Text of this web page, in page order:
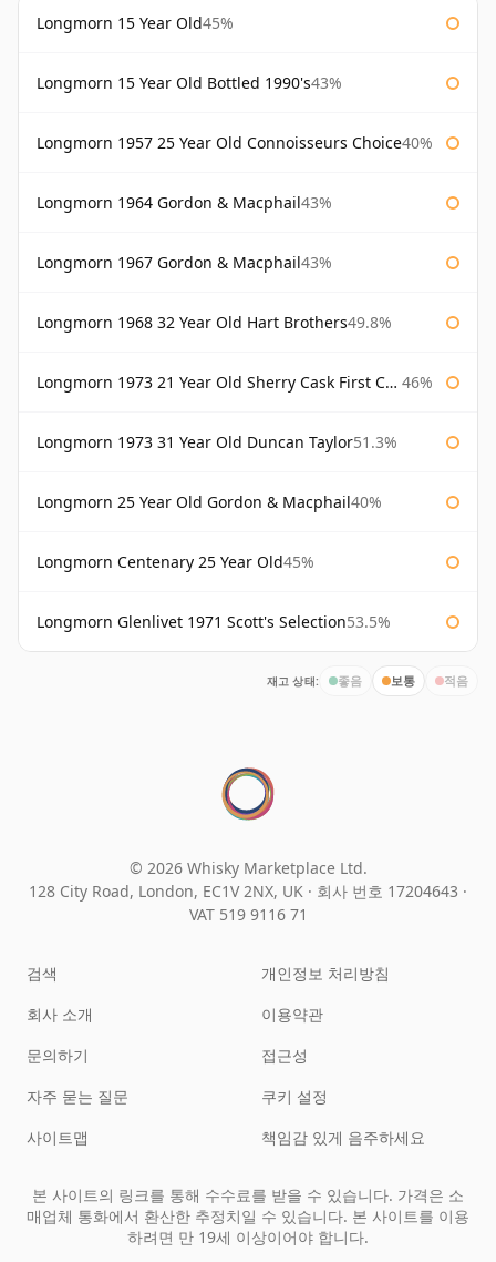
Longmorn 15 Year Old45%
Longmorn 15 Year Old Bottled 1990's43%
Longmorn 1957 25 Year Old Connoisseurs Choice40%
Longmorn 1964 Gordon & Macphail43%
Longmorn 1967 Gordon & Macphail43%
Longmorn 1968 32 Year Old Hart Brothers49.8%
Longmorn 1973 21 Year Old Sherry Cask First Cask 46%
Longmorn 1973 31 Year Old Duncan Taylor51.3%
Longmorn 25 Year Old Gordon & Macphail40%
Longmorn Centenary 25 Year Old45%
Longmorn Glenlivet 1971 Scott's Selection53.5%
재고 상태: 좋음 보통 적음
© 2026 Whisky Marketplace Ltd.
128 City Road, London, EC1V 2NX, UK · 회사 번호 17204643 ·
VAT 519 9116 71
검색
회사 소개
문의하기
자주 묻는 질문
사이트맵
개인정보 처리방침
이용약관
접근성
쿠키 설정
책임감 있게 음주하세요
본 사이트의 링크를 통해 수수료를 받을 수 있습니다. 가격은 소
매업체 통화에서 환산한 추정치일 수 있습니다. 본 사이트를 이용
하려면 만 19세 이상이어야 합니다.